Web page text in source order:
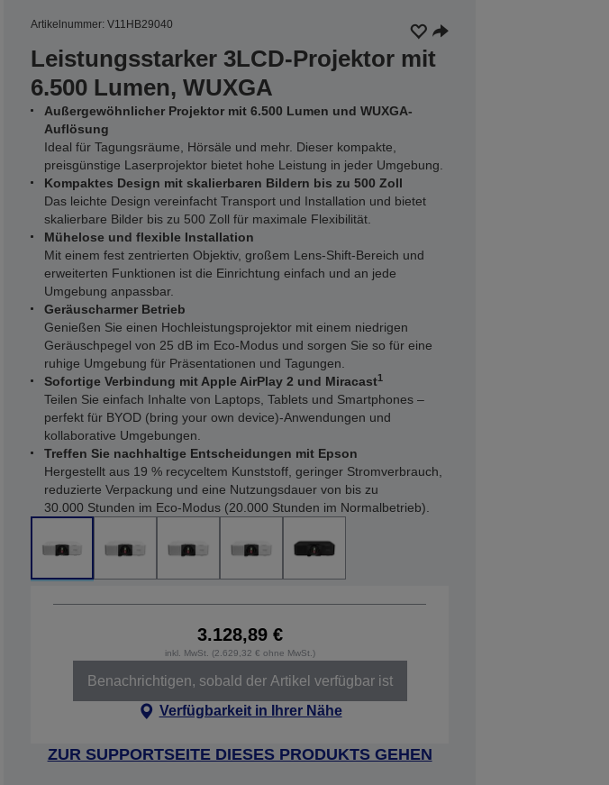
Artikelnummer: V11HB29040
Leistungsstarker 3LCD-Projektor mit
6.500 Lumen, WUXGA
Außergewöhnlicher Projektor mit 6.500 Lumen und WUXGA-
Auflösung
Ideal für Tagungsräume, Hörsäle und mehr. Dieser kompakte,
preisgünstige Laserprojektor bietet hohe Leistung in jeder Umgebung.
Kompaktes Design mit skalierbaren Bildern bis zu 500 Zoll
Das leichte Design vereinfacht Transport und Installation und bietet
skalierbare Bilder bis zu 500 Zoll für maximale Flexibilität.
Mühelose und flexible Installation
Mit einem fest zentrierten Objektiv, großem Lens-Shift-Bereich und
erweiterten Funktionen ist die Einrichtung einfach und an jede
Umgebung anpassbar.
Geräuscharmer Betrieb
Genießen Sie einen Hochleistungsprojektor mit einem niedrigen
Geräuschpegel von 25 dB im Eco-Modus und sorgen Sie so für eine
ruhige Umgebung für Präsentationen und Tagungen.
Sofortige Verbindung mit Apple AirPlay 2 und Miracast1
Teilen Sie einfach Inhalte von Laptops, Tablets und Smartphones –
perfekt für BYOD (bring your own device)-Anwendungen und
kollaborative Umgebungen.
Treffen Sie nachhaltige Entscheidungen mit Epson
Hergestellt aus 19 % recyceltem Kunststoff, geringer Stromverbrauch,
reduzierte Verpackung und eine Nutzungsdauer von bis zu
30.000 Stunden im Eco-Modus (20.000 Stunden im Normalbetrieb).
3.128,89 €
inkl. MwSt. (2.629,32 € ohne MwSt.)
Benachrichtigen, sobald der Artikel verfügbar ist
Verfügbarkeit in Ihrer Nähe
ZUR SUPPORTSEITE DIESES PRODUKTS GEHEN